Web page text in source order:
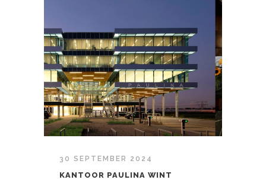
30 SEPTEMBER 2024
KANTOOR PAULINA WINT